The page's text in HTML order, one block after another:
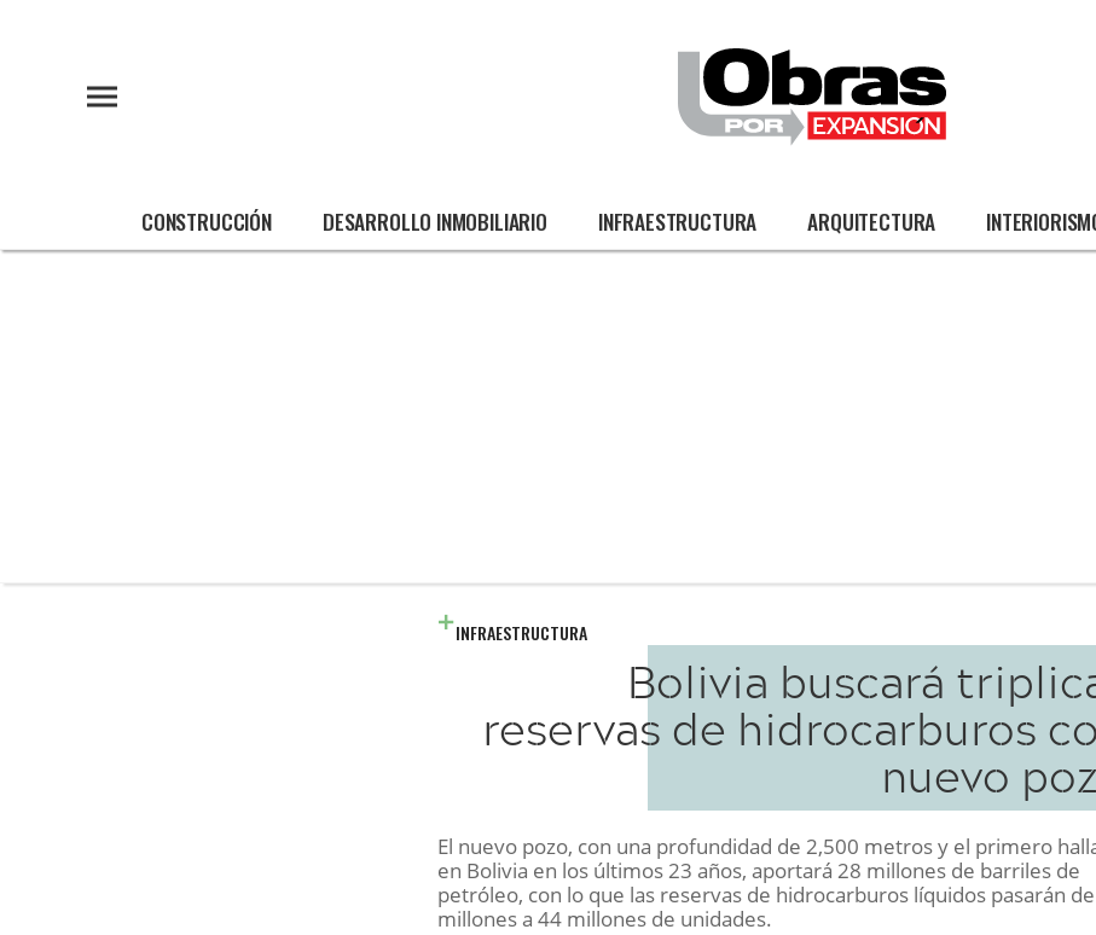
CONSTRUCCIÓN DESARROLLO INMOBILIARIO INFRAESTRUCTURA ARQUITECTURA
INFRAESTRUCTURA
Bolivia buscará
reservas de hidrocarburos
nuevo
El nuevo pozo, con una profundidad de 2,500 metros y el primero
en Bolivia en los últimos 23 años, aportará 28 millones de barriles de
petróleo, con lo que las reservas de hidrocarburos líquidos pasarán
millones a 44 millones de unidades.